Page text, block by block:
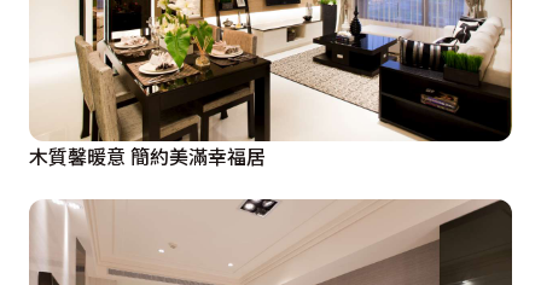
木質馨暖意 簡約美滿幸福居